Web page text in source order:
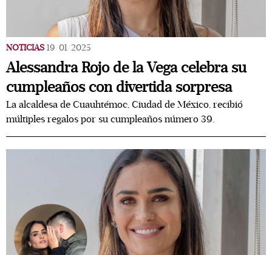
NOTICIAS 19/01/2025
Alessandra Rojo de la Vega celebra su
cumpleaños con divertida sorpresa
La alcaldesa de Cuauhtémoc, Ciudad de México, recibió
múltiples regalos por su cumpleaños número 39.